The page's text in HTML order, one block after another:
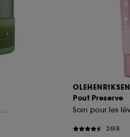
Patchs décongestionnants à la caféine et au thé vert
OLEHENRIKSEN
Pout Preserve
2618